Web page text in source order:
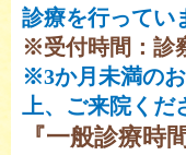
診療を行ってい
※受付時間：診
※3か月未満の
上、ご来院くだ
『一般診療時